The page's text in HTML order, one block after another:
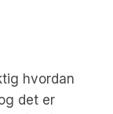
hvordan
det er